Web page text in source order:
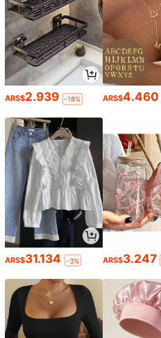
ARS$2.939 -18% ARS$4.460
ARS$31.134 -3% ARS$3.247